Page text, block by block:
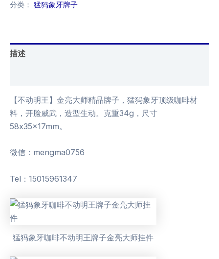
分类： 猛犸象牙牌子
描述
【不动明王】金亮大师精品牌子，猛犸象牙顶级咖啡材
料，开脸威武，造型生动。克重34g，尺寸
58x35x17mm。
微信：mengma0756
Tel：15015961347
猛犸象牙咖啡不动明王牌子金亮大师挂件